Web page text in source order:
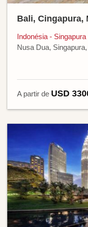
Bali, Cingapura,
Indonésia -
Nusa Dua,
A partir de USD